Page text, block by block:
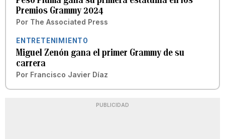
Premios Grammy 2024
Por The Associated Press
ENTRETENIMIENTO
Miguel Zenón gana el primer Grammy de su
carrera
Por Francisco Javier Díaz
PUBLICIDAD